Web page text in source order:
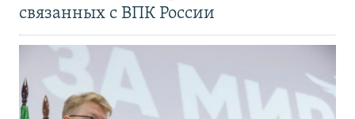
связанных с ВПК России